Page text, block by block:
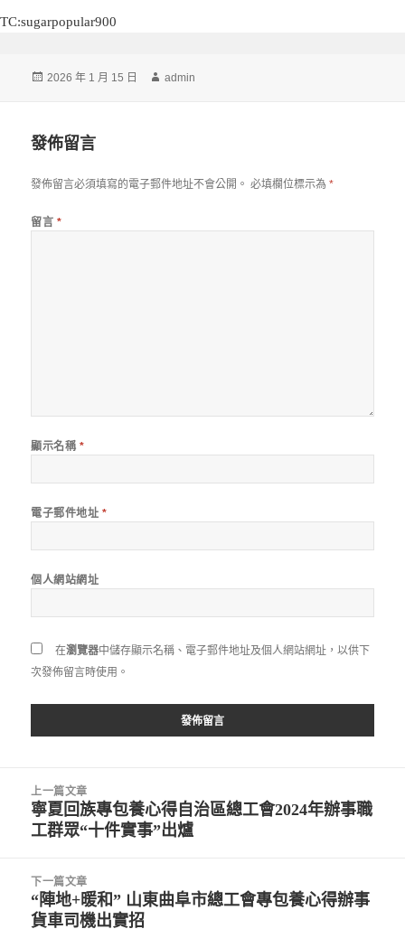
TC:sugarpopular900
發
2026 年 1 月 15 日
作
admin
發佈留言
發佈留言必須填寫的電子郵件地址不會公開。 必填欄位標示為*
留言 *
顯示名稱 *
電子郵件地址 *
個人網站網址
在瀏覽器中儲存顯示名稱、電子郵件地址及個人網站網址，以供下
次發佈留言時使用。
上一篇文章
上
一
文
章:
寧夏回族專包養心得自治區總工會2024年辦事職
工群眾“十件實事”出爐
下一篇文章
下
一
“陣地+暖和” 山東曲阜市總工會專包養心得辦事
貨車司機出實招